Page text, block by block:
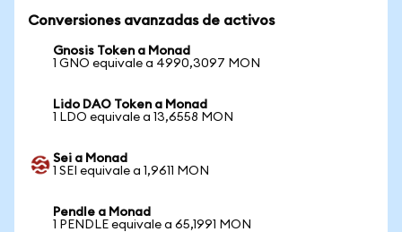
Conversiones avanzadas de activos
Gnosis Token a Monad
1 GNO equivale a 4990,3097 MON
Lido DAO Token a Monad
1 LDO equivale a 13,6558 MON
Sei a Monad
1 SEI equivale a 1,9611 MON
Pendle a Monad
1 PENDLE equivale a 65,1991 MON